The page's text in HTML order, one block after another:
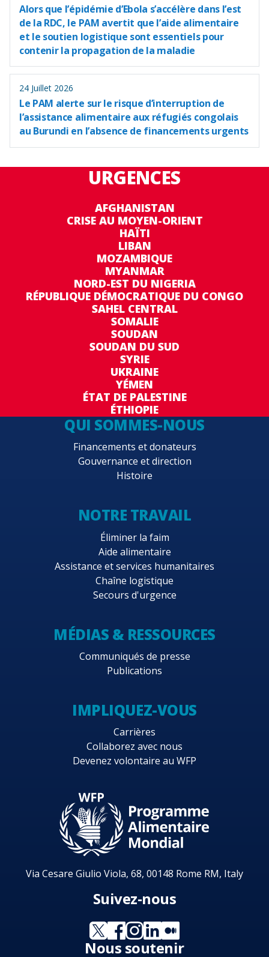
Alors que l’épidémie d’Ebola s’accélère dans l’est
de la RDC, le PAM avertit que l’aide alimentaire
et le soutien logistique sont essentiels pour
contenir la propagation de la maladie
24 Juillet 2026
Le PAM alerte sur le risque d’interruption de
l’assistance alimentaire aux réfugiés congolais
au Burundi en l’absence de financements urgents
URGENCES
AFGHANISTAN
CRISE AU MOYEN-ORIENT
HAÏTI
LIBAN
MOZAMBIQUE
MYANMAR
NORD-EST DU NIGERIA
RÉPUBLIQUE DÉMOCRATIQUE DU CONGO
SAHEL CENTRAL
SOMALIE
SOUDAN
SOUDAN DU SUD
SYRIE
UKRAINE
YÉMEN
ÉTAT DE PALESTINE
ÉTHIOPIE
QUI SOMMES-NOUS
Financements et donateurs
Gouvernance et direction
Histoire
NOTRE TRAVAIL
Éliminer la faim
Aide alimentaire
Assistance et services humanitaires
Chaîne logistique
Secours d'urgence
MÉDIAS & RESSOURCES
Communiqués de presse
Publications
IMPLIQUEZ-VOUS
Carrières
Collaborez avec nous
Devenez volontaire au WFP
Via Cesare Giulio Viola, 68, 00148 Rome RM, Italy
Suivez-nous
Nous soutenir